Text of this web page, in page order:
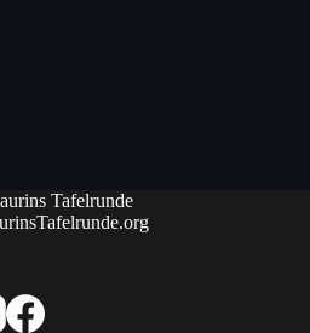
Tafelrunde